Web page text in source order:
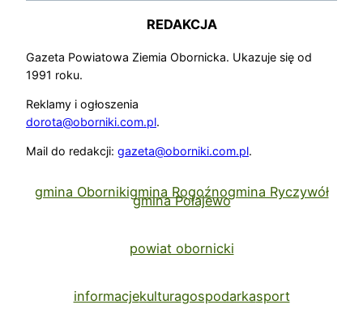
REDAKCJA
Gazeta Powiatowa Ziemia Obornicka. Ukazuje się od
1991 roku.
Reklamy i ogłoszenia
dorota@oborniki.com.pl.
Mail do redakcji: gazeta@oborniki.com.pl.
gmina Obornikigmina Rogoźnogmina Ryczywół
gmina Połajewo
powiat obornicki
informacjekulturagospodarkasport